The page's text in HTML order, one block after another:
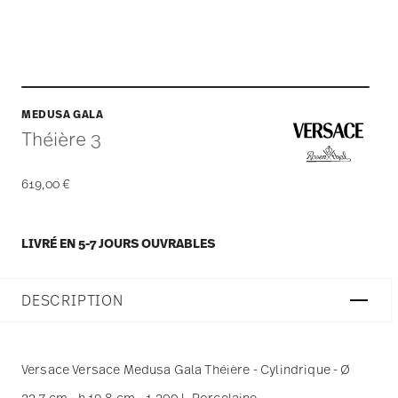
MEDUSA GALA
Théière 3
619,00 €
LIVRÉ EN 5-7 JOURS OUVRABLES
DESCRIPTION
Versace Versace Medusa Gala Théière - Cylindrique - Ø